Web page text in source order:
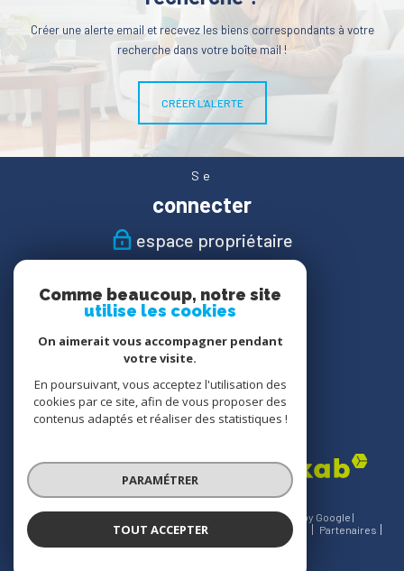
Créer une alerte email et recevez les biens correspondants à votre
recherche dans votre boîte mail !
CRÉER L'ALERTE
Se
connecter
espace propriétaire
suivre
Nous
adhérons
© 2026 | Tous droits réservés | Traduction powered by Google |
Nos honoraires
Plan du site Mentions légales Admin
Partenaires
Comme beaucoup, notre site
utilise les cookies
On aimerait vous accompagner pendant
votre visite.
En poursuivant, vous acceptez l'utilisation des
cookies par ce site, afin de vous proposer des
contenus adaptés et réaliser des statistiques !
PARAMÉTRER
TOUT ACCEPTER